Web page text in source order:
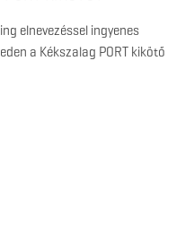
elnevezéssel ingyenes
a Kékszalag PORT kikötő